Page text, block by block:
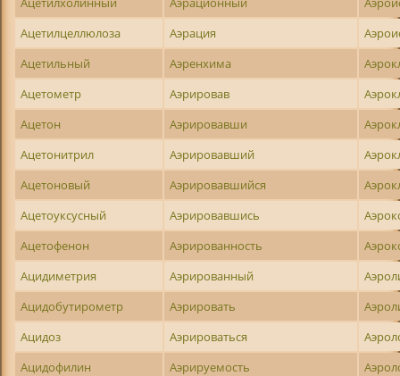
Ацетилцеллюлоза
Аэрация
Ацетильный
Аэренхима
Ацетометр
Аэрировав
Ацетон
Аэрировавши
Ацетонитрил
Аэрировавший
Ацетоновый
Аэрировавшийся
Ацетоуксусный
Аэрировавшись
Ацетофенон
Аэрированность
Ацидиметрия
Аэрированный
Ацидобутирометр
Аэрировать
Ацидоз
Аэрироваться
Ацидофилин
Аэрируемость